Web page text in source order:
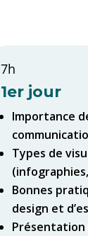
7h
1er jour
Importance
Types de
Bonnes
design et